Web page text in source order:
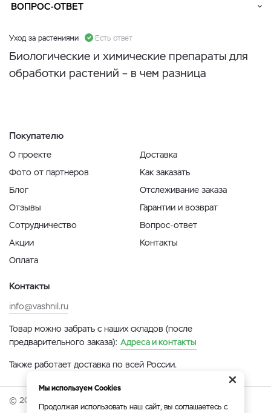
ВОПРОС-ОТВЕТ
Уход за растениями Есть ответ
Биологические и химические препараты для
обработки растений – в чем разница
Покупателю
О проекте
Фото от партнеров
Блог
Отзывы
Сотрудничество
Акции
Оплата
Доставка
Как заказать
Отслеживание заказа
Гарантии и возврат
Вопрос-ответ
Контакты
Контакты
info@vashnil.ru
Товар можно забрать с наших складов (после
предварительного заказа): Адреса и контакты
Также работает доставка по всей России.
© 2026 Онлайн-ярмарка ВАСХНиЛ.
×
Мы используем Cookies
Продолжая использовать наш сайт, вы соглашаетесь с